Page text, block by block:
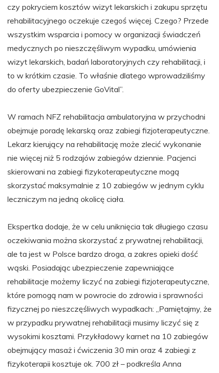
czy pokryciem kosztów wizyt lekarskich i zakupu sprzętu
rehabilitacyjnego oczekuje czegoś więcej. Czego? Przede
wszystkim wsparcia i pomocy w organizacji świadczeń
medycznych po nieszczęśliwym wypadku, umówienia
wizyt lekarskich, badań laboratoryjnych czy rehabilitacji, i
to w krótkim czasie. To właśnie dlatego wprowadziliśmy
do oferty ubezpieczenie GoVital”.
W ramach NFZ rehabilitacja ambulatoryjna w przychodni
obejmuje poradę lekarską oraz zabiegi fizjoterapeutyczne.
Lekarz kierujący na rehabilitację może zlecić wykonanie
nie więcej niż 5 rodzajów zabiegów dziennie. Pacjenci
skierowani na zabiegi fizykoterapeutyczne mogą
skorzystać maksymalnie z 10 zabiegów w jednym cyklu
leczniczym na jedną okolicę ciała.
Ekspertka dodaje, że w celu uniknięcia tak długiego czasu
oczekiwania można skorzystać z prywatnej rehabilitacji,
ale ta jest w Polsce bardzo droga, a zakres opieki dość
wąski. Posiadając ubezpieczenie zapewniające
rehabilitacje możemy liczyć na zabiegi fizjoterapeutyczne,
które pomogą nam w powrocie do zdrowia i sprawności
fizycznej po nieszczęśliwych wypadkach: „Pamiętajmy, że
w przypadku prywatnej rehabilitacji musimy liczyć się z
wysokimi kosztami. Przykładowy karnet na 10 zabiegów
obejmujący masaż i ćwiczenia 30 min oraz 4 zabiegi z
fizykoterapii kosztuje ok. 700 zł – podkreśla Anna